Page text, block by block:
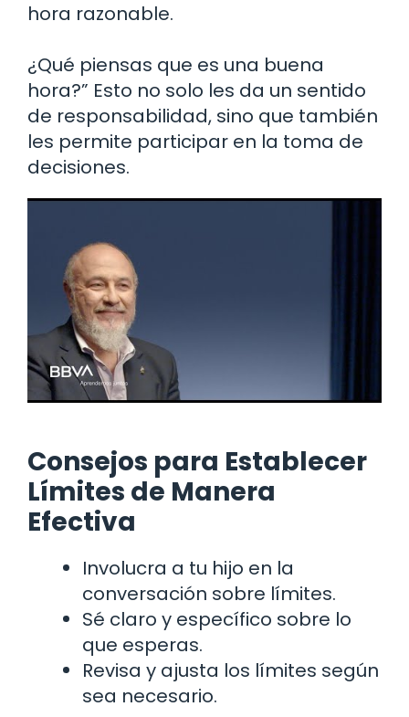
hora razonable.
¿Qué piensas que es una buena
hora?” Esto no solo les da un sentido
de responsabilidad, sino que también
les permite participar en la toma de
decisiones.
Consejos para Establecer
Límites de Manera
Efectiva
Involucra a tu hijo en la
conversación sobre límites.
Sé claro y específico sobre lo
que esperas.
Revisa y ajusta los límites según
sea necesario.